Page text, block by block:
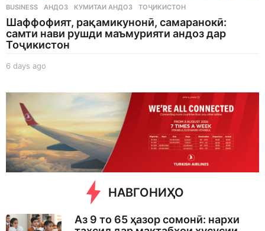
BUSINESS АНДОЗ ,КУМИТАИ АНДОЗ ,ТОҶИКИСТОН
Шаффофият, рақамикунонӣ, самаранокӣ:
самти нави рушди маъмурияти андоз дар
Тоҷикистон
6 days ago
g
o
НАВГОНИҲО
Аз 9 то 65 ҳазор сомонӣ: нархи